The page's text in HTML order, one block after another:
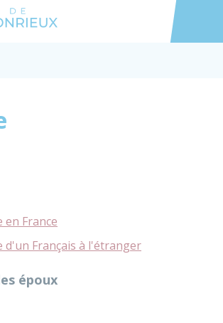
Accéder
en France
d'un Français à l'étranger
époux